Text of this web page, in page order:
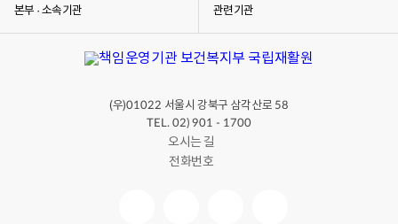
본부 · 소속기관 관련기관
(우)01022 서울시 강북구 삼각산로 58
TEL. 02) 901 - 1700
오시는 길
전화번호